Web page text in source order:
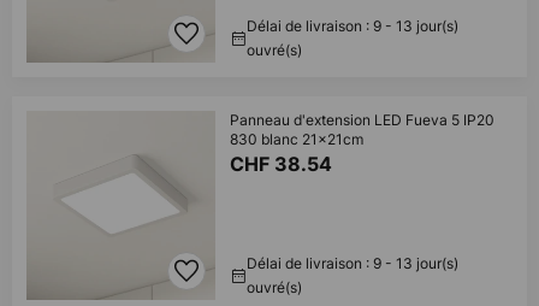
Délai de livraison : 9 - 13 jour(s)
ouvré(s)
Panneau d'extension LED Fueva 5 IP20
830 blanc 21x21cm
CHF 38.54
Délai de livraison : 9 - 13 jour(s)
ouvré(s)